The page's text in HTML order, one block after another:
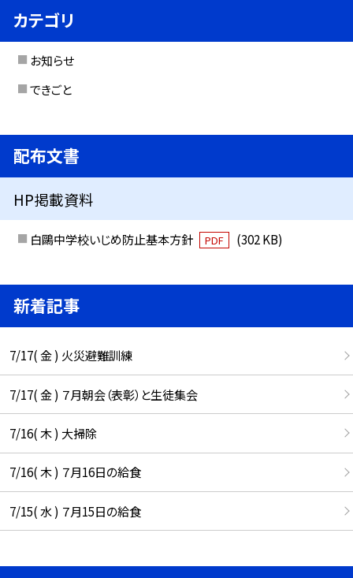
カテゴリ
お知らせ
できごと
配布文書
HP掲載資料
白鷗中学校いじめ防止基本方針 PDF (302 KB)
新着記事
7/17( 金 ) 火災避難訓練
7/17( 金 ) ７月朝会（表彰）と生徒集会
7/16( 木 ) 大掃除
7/16( 木 ) ７月16日の給食
7/15( 水 ) ７月15日の給食